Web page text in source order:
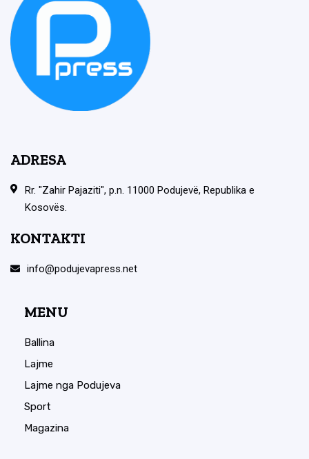
ADRESA
Rr. "Zahir Pajaziti", p.n. 11000 Podujevë, Republika e
Kosovës.
KONTAKTI
info@podujevapress.net
MENU
Ballina
Lajme
Lajme nga Podujeva
Sport
Magazina